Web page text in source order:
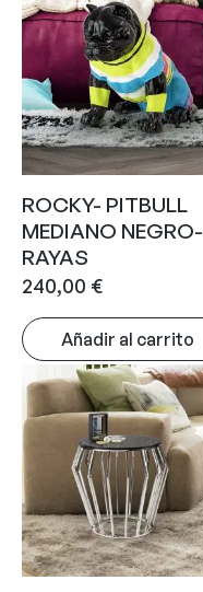
ROCKY- PITBULL
MEDIANO NEGRO-
RAYAS
240,00 €
Añadir al carrito